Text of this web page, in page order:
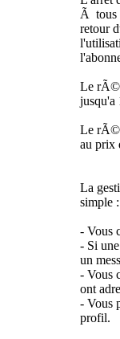
Ã tous
retour
Le
jusqu'a
Le
au prix
La
simple :
- Vous
- Si
un
- Vous
ont
- Vous
profil.